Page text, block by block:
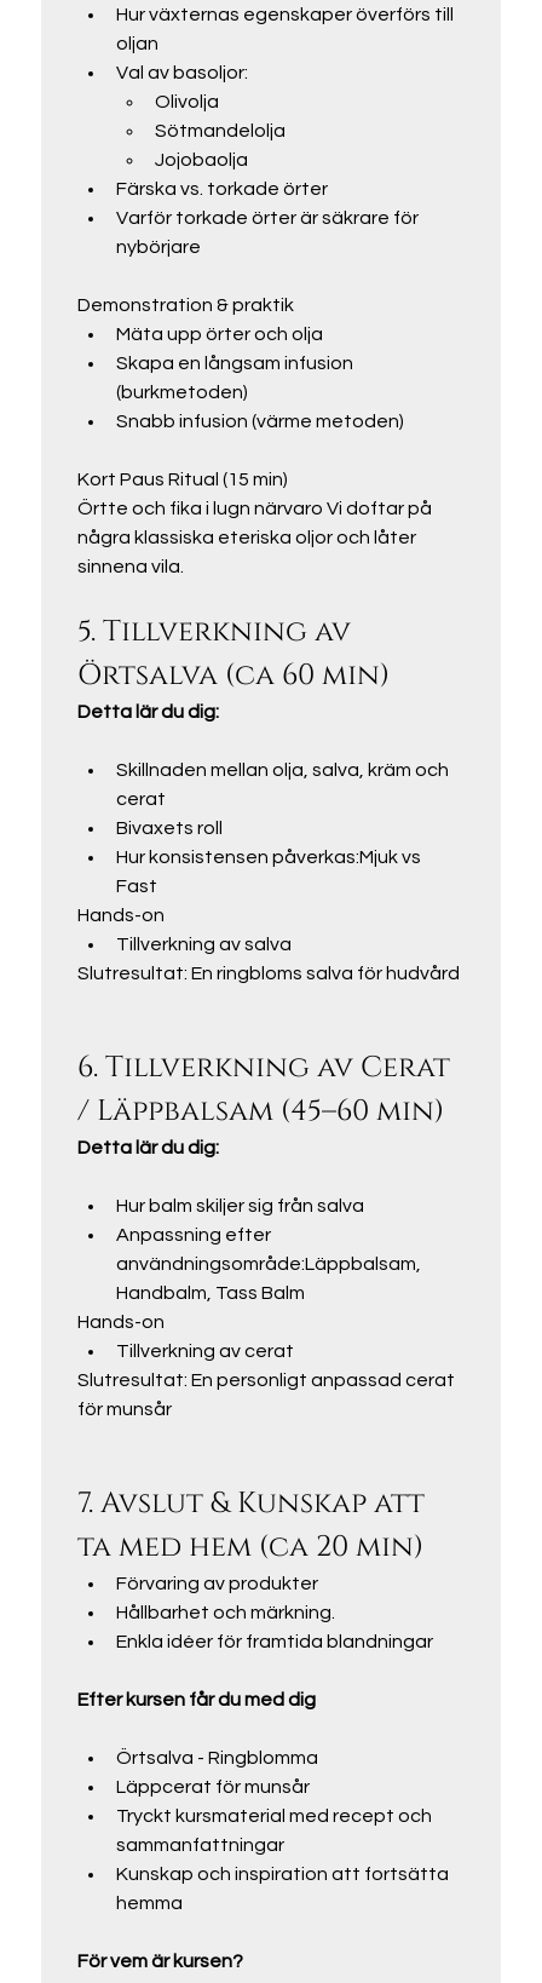
Hur växternas egenskaper överförs till
oljan
Val av basoljor:
Olivolja
Sötmandelolja
Jojobaolja
Färska vs. torkade örter
Varför torkade örter är säkrare för
nybörjare
Demonstration & praktik
Mäta upp örter och olja
Skapa en långsam infusion
(burkmetoden)
Snabb infusion (värme metoden)
Kort Paus Ritual (15 min)
Örtte och fika i lugn närvaro Vi doftar på
några klassiska eteriska oljor och låter
sinnena vila.
5. Tillverkning av
Örtsalva (ca 60 min)
Detta lär du dig:
Skillnaden mellan olja, salva, kräm och
cerat
Bivaxets roll
Hur konsistensen påverkas:Mjuk vs
Fast
Hands-on
Tillverkning av salva
Slutresultat: En ringbloms salva för hudvård
6. Tillverkning av Cerat
/ Läppbalsam (45–60 min)
Detta lär du dig:
Hur balm skiljer sig från salva
Anpassning efter
användningsområde:Läppbalsam,
Handbalm, Tass Balm
Hands-on
Tillverkning av cerat
Slutresultat: En personligt anpassad cerat
för munsår
7. Avslut & Kunskap att
ta med hem (ca 20 min)
Förvaring av produkter
Hållbarhet och märkning.
Enkla idéer för framtida blandningar
Efter kursen får du med dig
Örtsalva - Ringblomma
Läppcerat för munsår
Tryckt kursmaterial med recept och
sammanfattningar
Kunskap och inspiration att fortsätta
hemma
För vem är kursen?